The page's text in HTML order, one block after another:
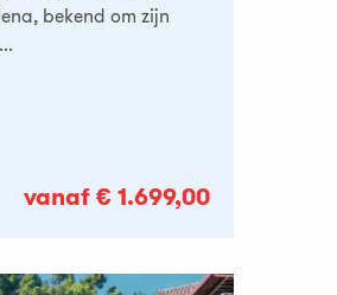
bekend om zijn
vanaf € 1.699,00